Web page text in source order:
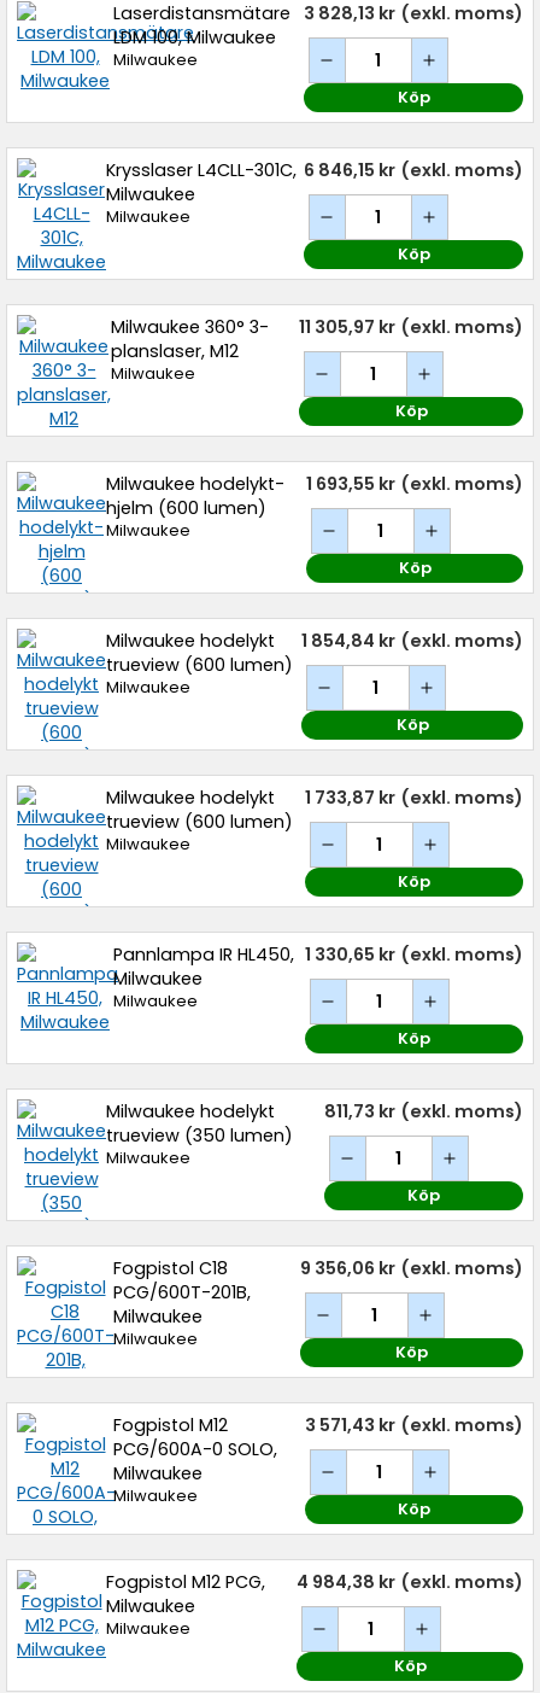
Laserdistansmätare
LDM 100, Milwaukee
Milwaukee
3 828,13 kr (exkl. moms)
Köp
Krysslaser L4CLL-301C,
Milwaukee
Milwaukee
6 846,15 kr (exkl. moms)
Köp
Milwaukee 360° 3-
planslaser, M12
Milwaukee
11 305,97 kr (exkl. moms)
Köp
Milwaukee hodelykt-
hjelm (600 lumen)
Milwaukee
1 693,55 kr (exkl. moms)
Köp
Milwaukee hodelykt
trueview (600 lumen)
Milwaukee
1 854,84 kr (exkl. moms)
Köp
Milwaukee hodelykt
trueview (600 lumen)
Milwaukee
1 733,87 kr (exkl. moms)
Köp
Pannlampa IR HL450,
Milwaukee
Milwaukee
1 330,65 kr (exkl. moms)
Köp
Milwaukee hodelykt
trueview (350 lumen)
Milwaukee
811,73 kr (exkl. moms)
Köp
Fogpistol C18
PCG/600T-201B,
Milwaukee
Milwaukee
9 356,06 kr (exkl. moms)
Köp
Fogpistol M12
PCG/600A-0 SOLO,
Milwaukee
Milwaukee
3 571,43 kr (exkl. moms)
Köp
Fogpistol M12 PCG,
Milwaukee
Milwaukee
4 984,38 kr (exkl. moms)
Köp